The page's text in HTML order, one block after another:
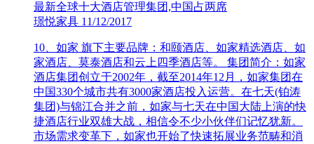
最新全球十大酒店管理集团,中国占两席
璟悦家具 11/12/2017
10、如家 旗下主要品牌：和颐酒店、如家精选酒店、如
家酒店、莫泰酒店和云上四季酒店等。 集团简介：如家
酒店集团创立于2002年，截至2014年12月，如家集团在
中国330个城市共有3000家酒店投入运营。在七天(铂涛
集团)与锦江合并之前，如家与七天在中国大陆上演的快
捷酒店行业双雄大战，相信令不少小伙伴们记忆犹新。
市场需求变革下，如家也开始了快速拓展业务范畴和消